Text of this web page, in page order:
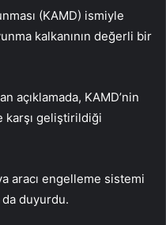
(KAMD) ismiyle
kalkanının değerli bir
açıklamada, KAMD’nin
karşı geliştirildiği
aracı engelleme sistemi
duyurdu.